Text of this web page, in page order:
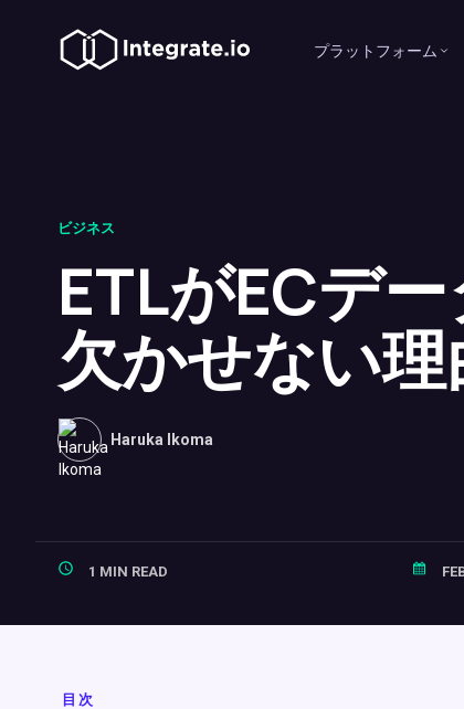
プラットフォーム
ビジネス
ETLがECデ
欠かせない
Haruka Ikoma
1 MIN READ
目次